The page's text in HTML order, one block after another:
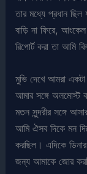
তার মধ্যে প্রধান ছিল
বাড়ি না ফিরে,
রিপোর্ট করা তা আমি
মুভি দেখে আমরা একটা
আমার সঙ্গে অলমোস্ট
মতন সুন্দরীর সঙ্গে
আমি ঐসব দিকে মন
করছিল। এদিকে
জন্য আমাকে জোর